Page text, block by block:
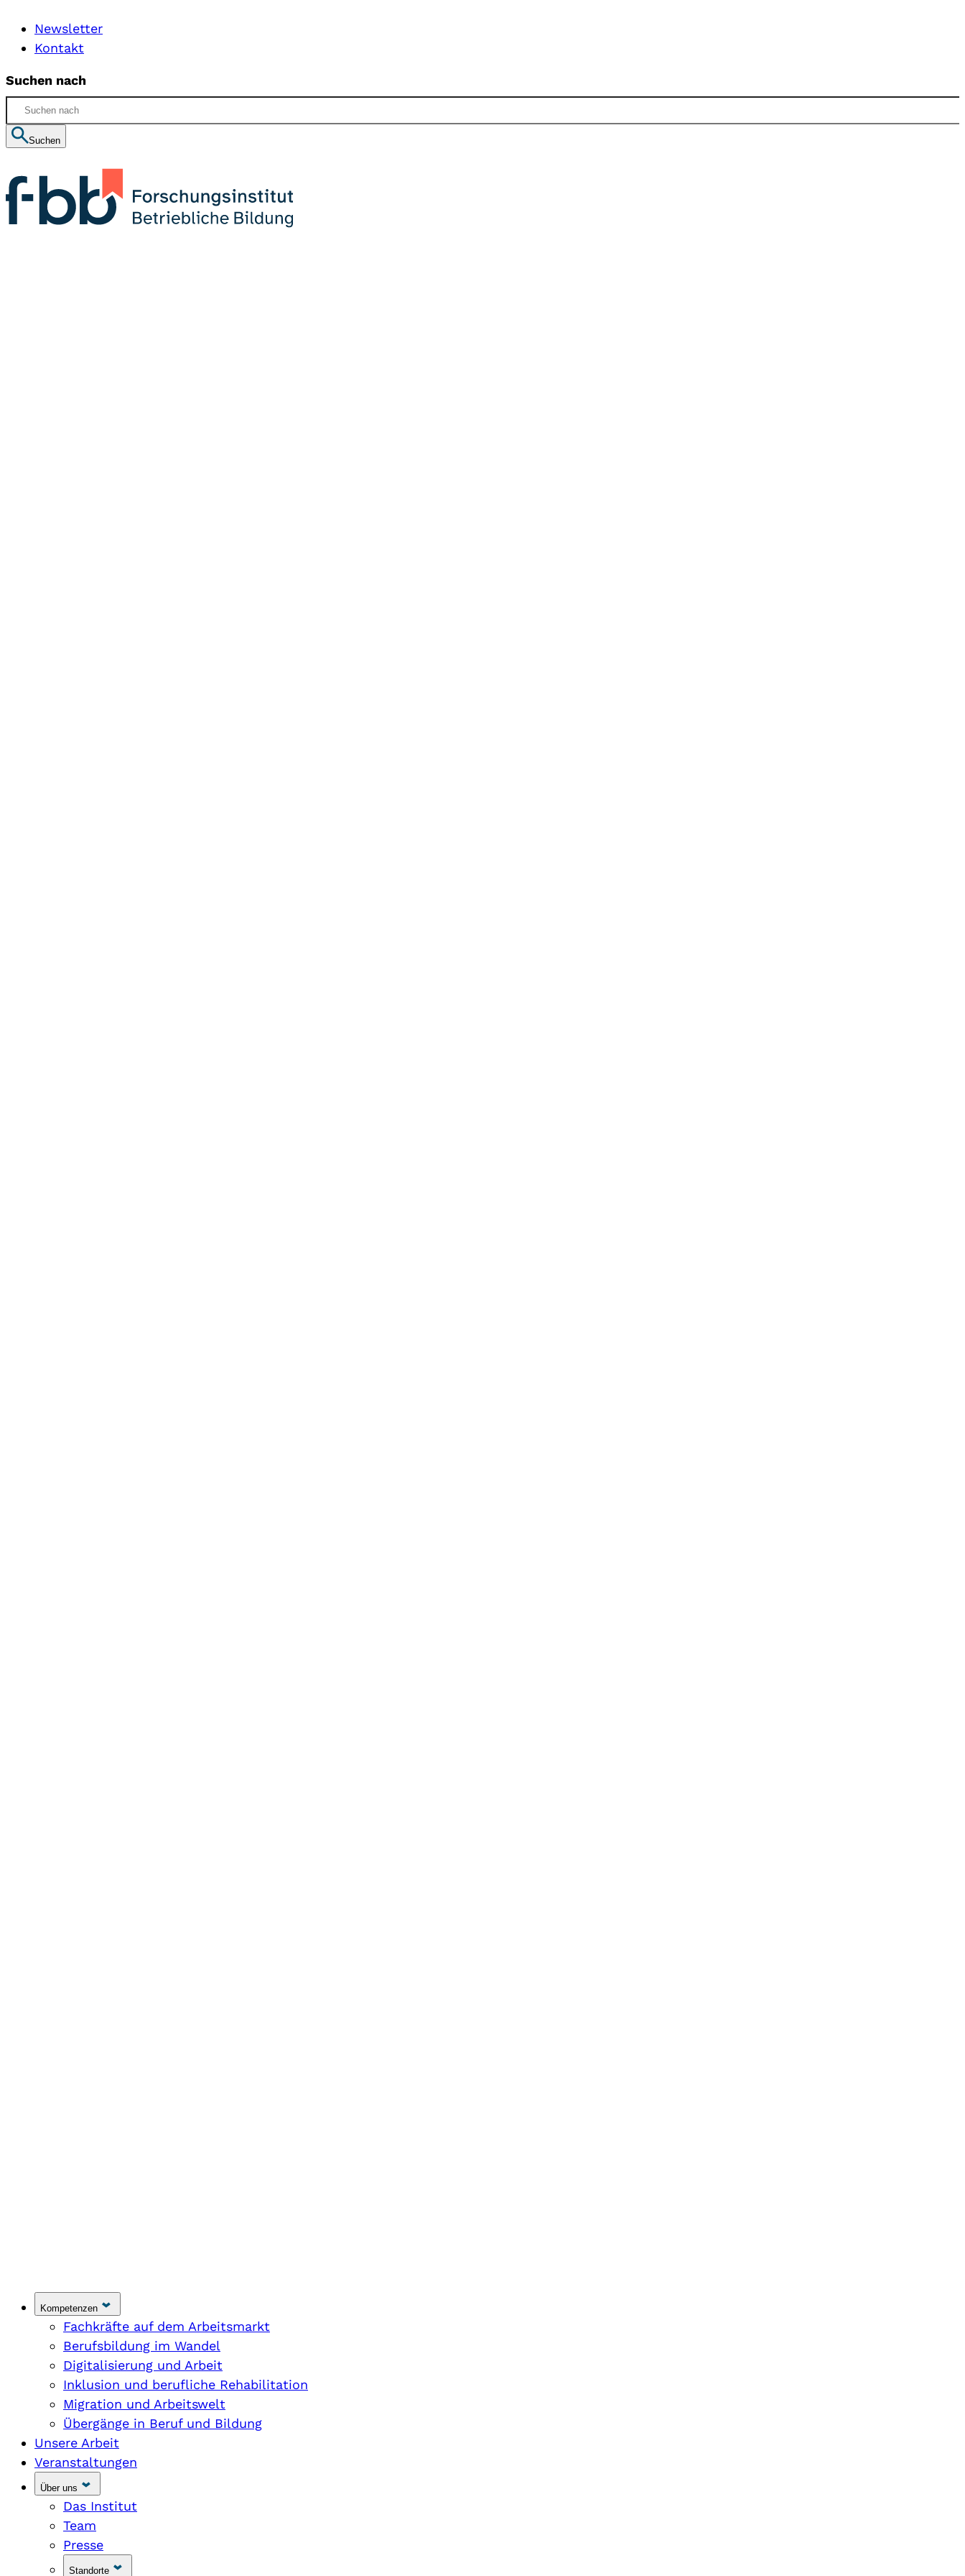
Newsletter
Kontakt
Suchen nach
Suchen
Kompetenzen
Fachkräfte auf dem Arbeitsmarkt
Berufsbildung im Wandel
Digitalisierung und Arbeit
Inklusion und berufliche Rehabilitation
Migration und Arbeitswelt
Übergänge in Beruf und Bildung
Unsere Arbeit
Veranstaltungen
Über uns
Das Institut
Team
Presse
Standorte